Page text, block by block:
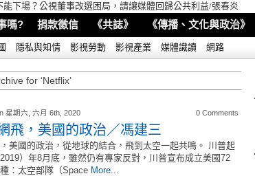
下場？公視董事改選困局，請讓媒體回歸公共利益/張春炎
嗎? 捐款徵信 《共誌》 《傳播、文化與政治》
隱私與知情 影視勞動 影視產業 媒體識讀 網路
for ‘Netflix’
星期六, 六月 6th, 2020 0 Comments
飛，美國的政治／馮建三
美國的政治，從地球的結合，飛到太空一起共鳴。 川普起
）年8月底，雖然仍有專家反對，川普宣布成立美國72
：太空部隊（Space More...